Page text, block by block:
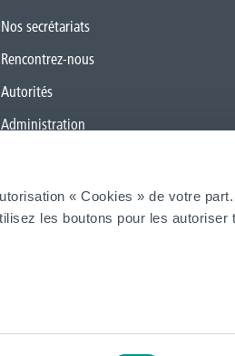
« Cookies » de votre
les boutons pour les autoriser
Nos secrétariats
Rencontrez-nous
Autorités
Administration
Presse